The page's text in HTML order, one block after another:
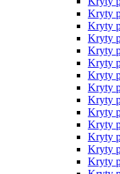
Kryty
Kryty
Kryty
Kryty
Kryty
Kryty
Kryty
Kryty
Kryty
Kryty
Kryty
Kryty
Kryty